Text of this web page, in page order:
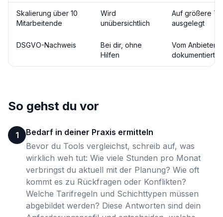
Skalierung über 10
Mitarbeitende
Wird
unübersichtlich
Auf größere
ausgelegt
DSGVO-Nachweis
Bei dir, ohne
Hilfen
Vom Anbieter
dokumentiert
So gehst du vor
1
Bedarf in deiner Praxis ermitteln
Bevor du Tools vergleichst, schreib auf, was
wirklich weh tut: Wie viele Stunden pro Monat
verbringst du aktuell mit der Planung? Wie oft
kommt es zu Rückfragen oder Konflikten?
Welche Tarifregeln und Schichttypen müssen
abgebildet werden? Diese Antworten sind dein